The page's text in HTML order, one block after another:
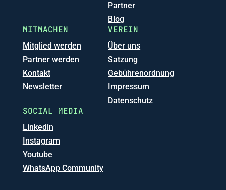
Partner
Blog
MITMACHEN
Mitglied werden
Partner werden
Kontakt
Newsletter
VEREIN
Über uns
Satzung
Gebührenordnung
Impressum
Datenschutz
SOCIAL MEDIA
Linkedin
Instagram
Youtube
WhatsApp Community